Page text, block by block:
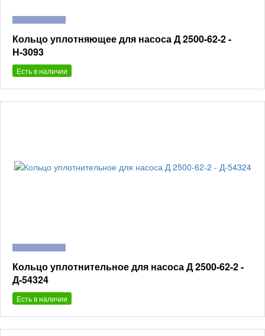
Кольцо уплотняющее для насоса Д 2500-62-2 -
Н-3093
Есть в наличии
Кольцо уплотнительное для насоса Д 2500-62-2 -
Д-54324
Есть в наличии